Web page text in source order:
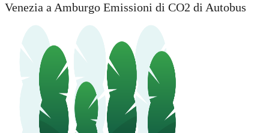
Venezia a Amburgo Emissioni di CO2 di Autobus